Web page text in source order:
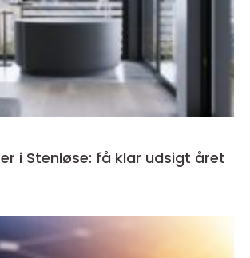
i Stenløse: få klar udsigt året